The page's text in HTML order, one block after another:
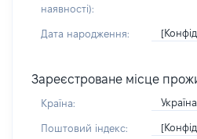
наявності):
Дата народження:
Зареєстроване місце
Країна: Україна
Поштовий індекс: